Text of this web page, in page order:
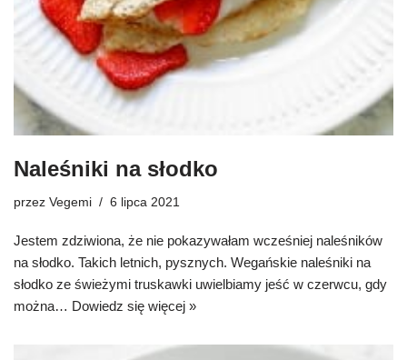
Naleśniki na słodko
przez Vegemi 6 lipca 2021
Jestem zdziwiona, że nie pokazywałam wcześniej naleśników
na słodko. Takich letnich, pysznych. Wegańskie naleśniki na
słodko ze świeżymi truskawki uwielbiamy jeść w czerwcu, gdy
można… Dowiedz się więcej »